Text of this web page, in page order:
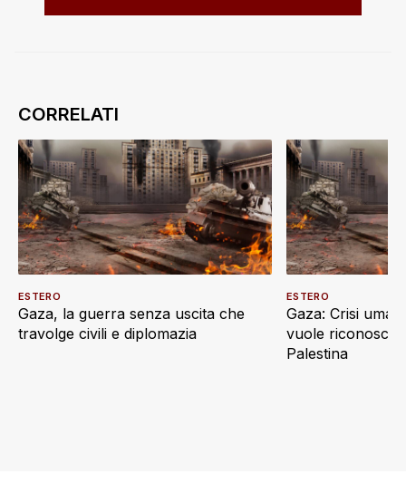
Gaza, la guerra senza uscita che
travolge civili e diplomazia
ESTERO
Gaza: Crisi
vuole
Palestina
ESTERO